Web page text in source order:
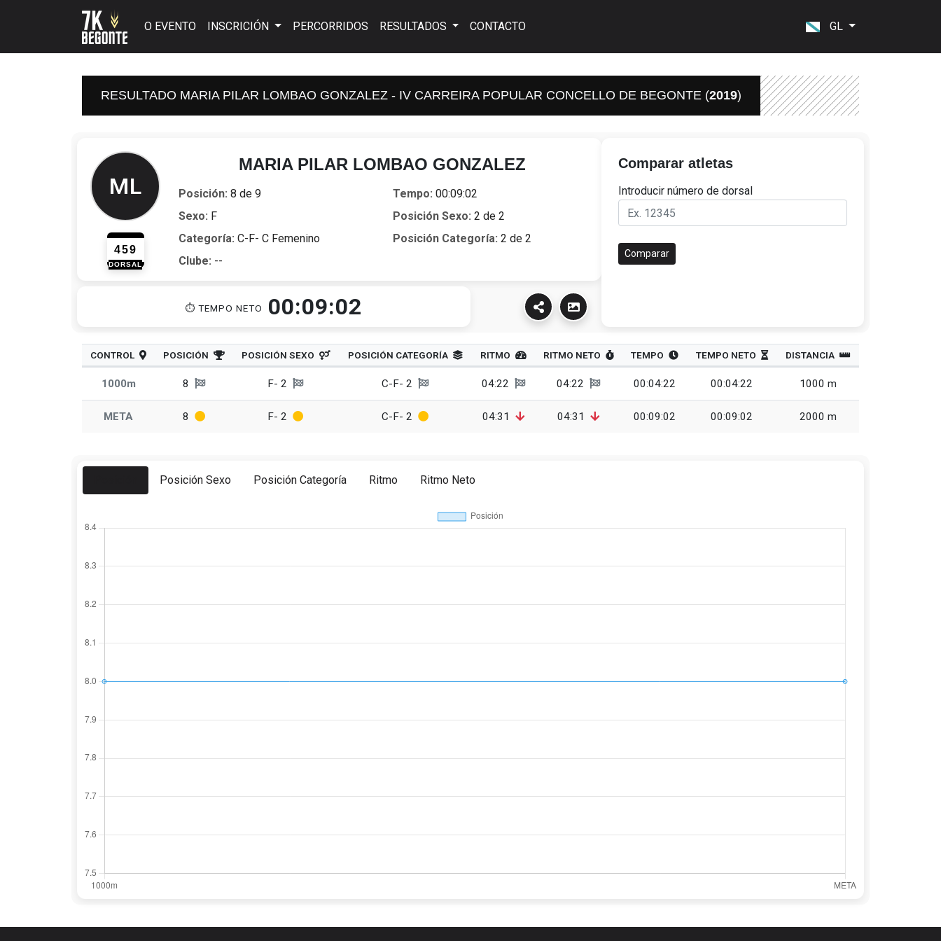
O EVENTO INSCRICIÓN PERCORRIDOS RESULTADOS CONTACTO GL
RESULTADO MARIA PILAR LOMBAO GONZALEZ - IV CARREIRA POPULAR CONCELLO DE BEGONTE (2019)
ML
459
DORSAL
MARIA PILAR LOMBAO GONZALEZ
Posición: 8 de 9 Tempo: 00:09:02
Sexo: F Posición Sexo: 2 de 2
Categoría: C-F- C Femenino Posición Categoría: 2 de 2
Clube: --
⏱ TEMPO NETO 00:09:02
Comparar atletas
Introducir número de dorsal
Comparar
CONTROL POSICIÓN POSICIÓN SEXO POSICIÓN CATEGORÍA RITMO RITMO NETO TEMPO TEMPO NETO DISTANCIA
1000m 8 F- 2 C-F- 2 04:22 04:22 00:04:22 00:04:22 1000 m
META 8 F- 2 C-F- 2 04:31 04:31 00:09:02 00:09:02 2000 m
Posición Sexo Posición Categoría Ritmo Ritmo Neto